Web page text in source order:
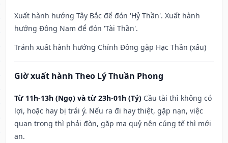
Xuất hành hướng Tây Bắc để đón 'Hỷ Thần'. Xuất hành
hướng Đông Nam để đón 'Tài Thần'.
Tránh xuất hành hướng Chính Đông gặp Hạc Thần (xấu)
Giờ xuất hành Theo Lý Thuần Phong
Từ 11h-13h (Ngọ) và từ 23h-01h (Tý) Cầu tài thì không có
lợi, hoặc hay bị trái ý. Nếu ra đi hay thiệt, gặp nạn, việc
quan trọng thì phải đòn, gặp ma quỷ nên cúng tế thì mới
an.